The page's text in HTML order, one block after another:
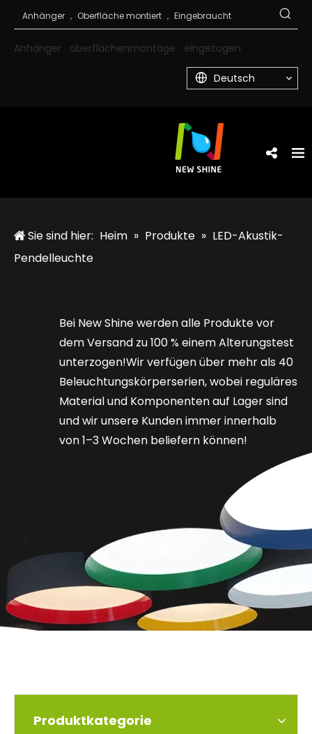
Anhänger oberflächenmontage eingezogen
Deutsch
Sie sind hier: Heim » Produkte » LED-Akustik-
Pendelleuchte
Bei New Shine werden alle Produkte vor
dem Versand zu 100 % einem Alterungstest
unterzogen!Wir verfügen über mehr als 40
Beleuchtungskörperserien, wobei reguläres
Material und Komponenten auf Lager sind
und wir unsere Kunden immer innerhalb
von 1–3 Wochen beliefern können!
Produktkategorie